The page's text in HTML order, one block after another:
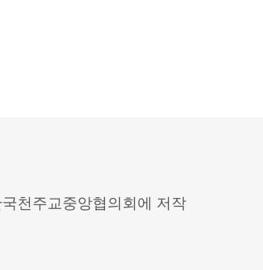
천주교중앙협의회에 저작